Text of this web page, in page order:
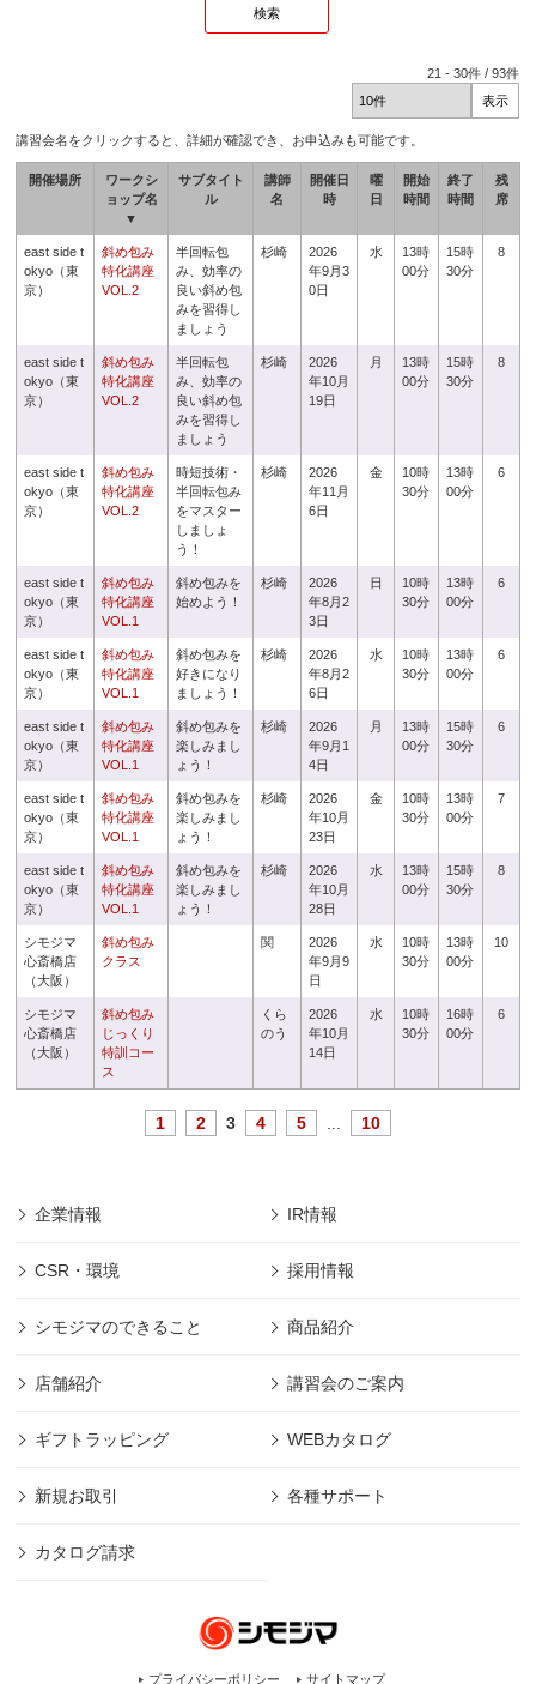
21 -30件 /93件
講習会名をクリックすると、詳細が確認でき、お申込みも可能です。
開催場所
ワークシ
ョップ名
▼
サブタイト
ル
講師
名
開催日
時
曜
日
開始
時間
終了
時間
残
席
east side t
okyo（東
京）
斜め包み
特化講座
VOL.2
半回転包
み、効率の
良い斜め包
みを習得し
ましょう
杉崎
2026
年9月3
0日
水
13時
00分
15時
30分
8
east side t
okyo（東
京）
斜め包み
特化講座
VOL.2
半回転包
み、効率の
良い斜め包
みを習得し
ましょう
杉崎
2026
年10月
19日
月
13時
00分
15時
30分
8
east side t
okyo（東
京）
斜め包み
特化講座
VOL.2
時短技術・
半回転包み
をマスター
しましょ
う！
杉崎
2026
年11月
6日
金
10時
30分
13時
00分
6
east side t
okyo（東
京）
斜め包み
特化講座
VOL.1
斜め包みを
始めよう！
杉崎
2026
年8月2
3日
日
10時
30分
13時
00分
6
east side t
okyo（東
京）
斜め包み
特化講座
VOL.1
斜め包みを
好きになり
ましょう！
杉崎
2026
年8月2
6日
水
10時
30分
13時
00分
6
east side t
okyo（東
京）
斜め包み
特化講座
VOL.1
斜め包みを
楽しみまし
ょう！
杉崎
2026
年9月1
4日
月
13時
00分
15時
30分
6
east side t
okyo（東
京）
斜め包み
特化講座
VOL.1
斜め包みを
楽しみまし
ょう！
杉崎
2026
年10月
23日
金
10時
30分
13時
00分
7
east side t
okyo（東
京）
斜め包み
特化講座
VOL.1
斜め包みを
楽しみまし
ょう！
杉崎
2026
年10月
28日
水
13時
00分
15時
30分
8
シモジマ
心斎橋店
（大阪）
斜め包み
クラス
関
2026
年9月9
日
水
10時
30分
13時
00分
10
シモジマ
心斎橋店
（大阪）
斜め包み
じっくり
特訓コー
ス
くら
のう
2026
年10月
14日
水
10時
30分
16時
00分
6
1 2 3 4 5 10
企業情報 IR情報
CSR・環境 採用情報
シモジマのできること 商品紹介
店舗紹介 講習会のご案内
ギフトラッピング WEBカタログ
新規お取引 各種サポート
カタログ請求
プライバシーポリシー サイトマップ